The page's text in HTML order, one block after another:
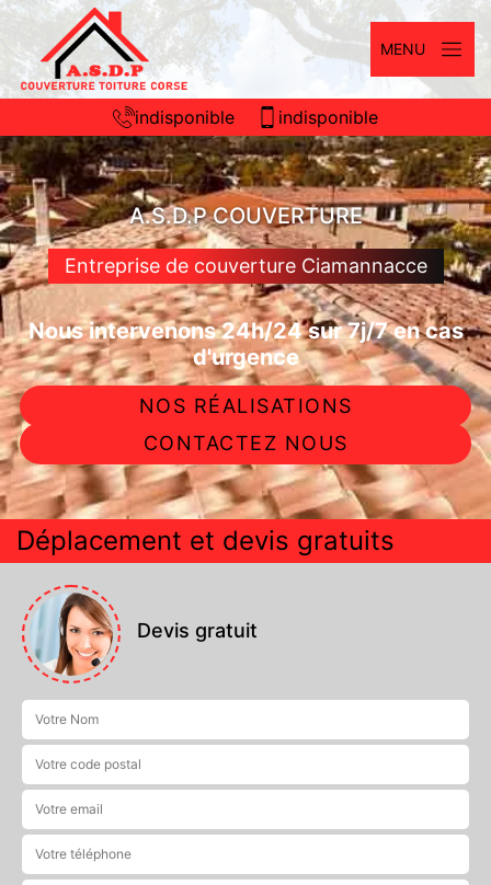
MENU
indisponible indisponible
A.S.D.P COUVERTURE
Entreprise de couverture Ciamannacce
Nous intervenons 24h/24 sur 7j/7 en cas
d'urgence
NOS RÉALISATIONS
CONTACTEZ NOUS
Déplacement et devis gratuits
Devis gratuit